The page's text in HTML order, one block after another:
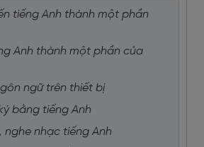
tiếng Anh thành một phần
Anh thành một phần của
ngữ trên thiết bị
bằng tiếng Anh
nghe nhạc tiếng Anh